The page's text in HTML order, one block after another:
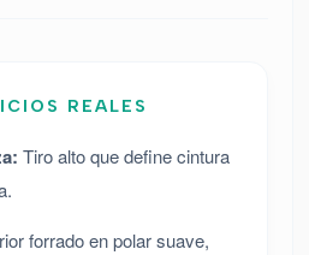
REALES
Tiro alto que define cintura
forrado en polar suave,